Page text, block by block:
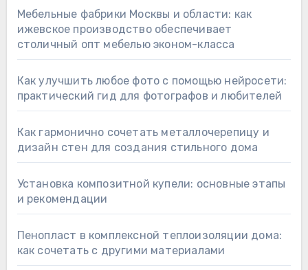
Мебельные фабрики Москвы и области: как
ижевское производство обеспечивает
столичный опт мебелью эконом-класса
Как улучшить любое фото с помощью нейросети:
практический гид для фотографов и любителей
Как гармонично сочетать металлочерепицу и
дизайн стен для создания стильного дома
Установка композитной купели: основные этапы
и рекомендации
Пенопласт в комплексной теплоизоляции дома:
как сочетать с другими материалами